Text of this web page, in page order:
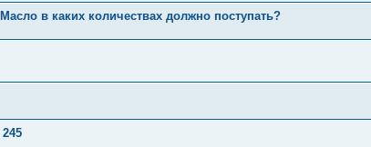
в каких количествах должно поступать?